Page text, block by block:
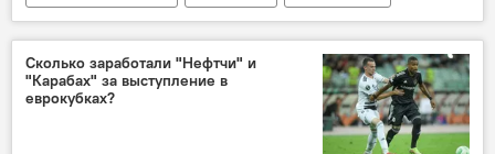
Россия
Сколько заработали "Нефтчи" и
"Карабах" за выступление в
еврокубках?